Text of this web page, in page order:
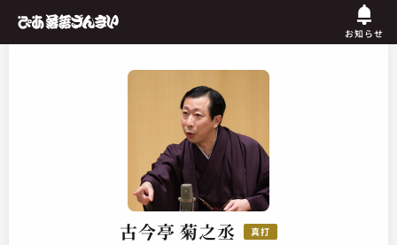
お知らせ
古今亭 菊之丞 真打